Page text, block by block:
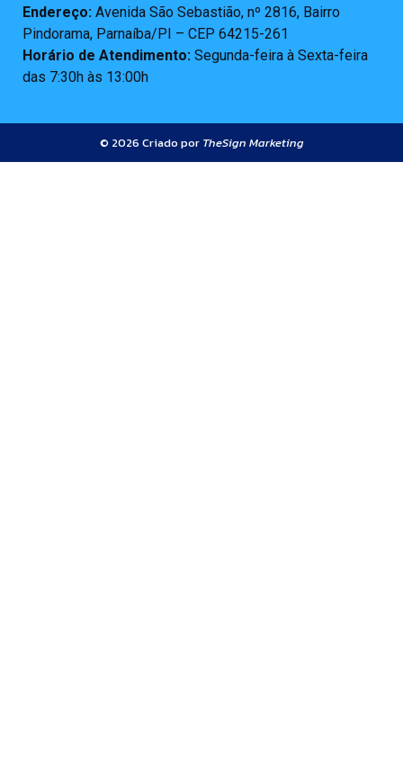
Endereço: Avenida São Sebastião, nº 2816, Bairro
Pindorama, Parnaíba/PI – CEP 64215-261
Horário de Atendimento: Segunda-feira à Sexta-feira
das 7:30h às 13:00h
© 2026 Criado por TheSign Marketing